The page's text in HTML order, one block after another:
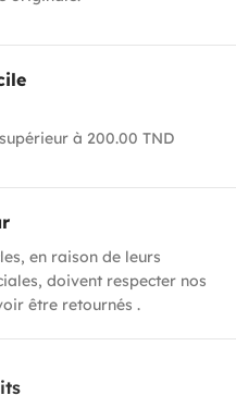
à 200.00 TND
en raison de leurs
doivent respecter nos
être retournés .